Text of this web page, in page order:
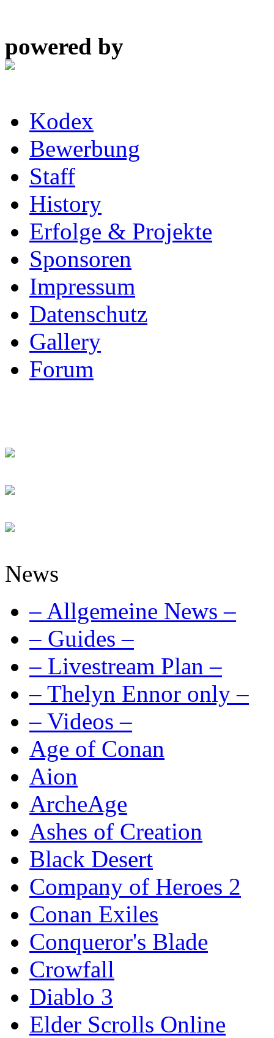
powered by
Kodex
Bewerbung
Staff
History
Erfolge & Projekte
Sponsoren
Impressum
Datenschutz
Gallery
Forum
News
– Allgemeine News –
– Guides –
– Livestream Plan –
– Thelyn Ennor only –
– Videos –
Age of Conan
Aion
ArcheAge
Ashes of Creation
Black Desert
Company of Heroes 2
Conan Exiles
Conqueror's Blade
Crowfall
Diablo 3
Elder Scrolls Online